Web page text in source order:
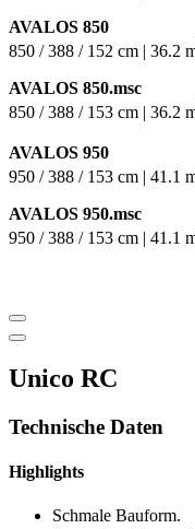
AVALOS 850
850 / 388 / 152 cm | 36.2
AVALOS 850.msc
850 / 388 / 153 cm | 36.2
AVALOS 950
950 / 388 / 153 cm | 41.1
AVALOS 950.msc
950 / 388 / 153 cm | 41.1
Unico RC
Technische Daten
Highlights
Schmale Bauform.